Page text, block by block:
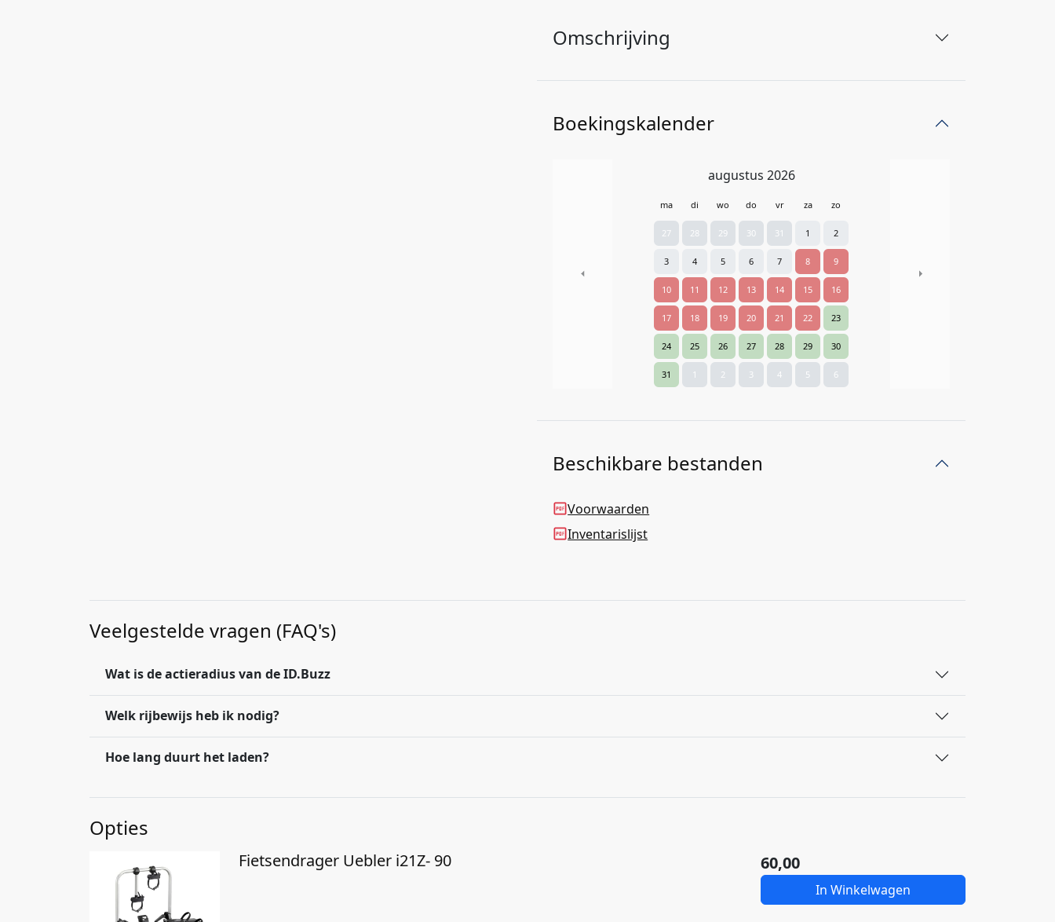
Omschrijving
Boekingskalender
augustus 2026
ma di wo do vr za zo
27 28 29 30 31 1 2
3 4 5 6 7 8 9
10 11 12 13 14 15 16
17 18 19 20 21 22 23
24 25 26 27 28 29 30
31 1 2 3 4 5 6
Previous Next
Beschikbare bestanden
Voorwaarden
Inventarislijst
Veelgestelde vragen (FAQ's)
Wat is de actieradius van de ID.Buzz
Welk rijbewijs heb ik nodig?
Hoe lang duurt het laden?
Opties
60,00
In Winkelwagen
Fietsendrager Uebler i21Z- 90